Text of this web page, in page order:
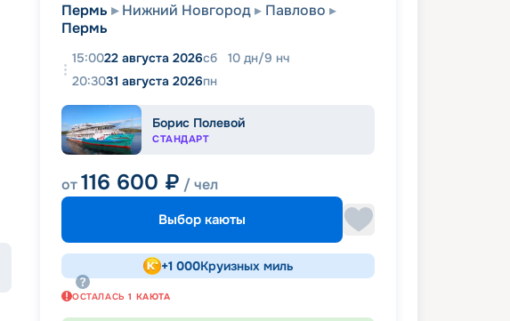
Пермь Нижний Новгород
Павлово
Пермь
15:0022 августа 2026сб 10 дн/9 нч
20:3031 августа 2026пн
Борис Полевой
СТАНДАРТ
от116 600 ₽ / чел
Выбор каюты
+1 000Круизных миль
ОСТАЛАСЬ 1 КАЮТА